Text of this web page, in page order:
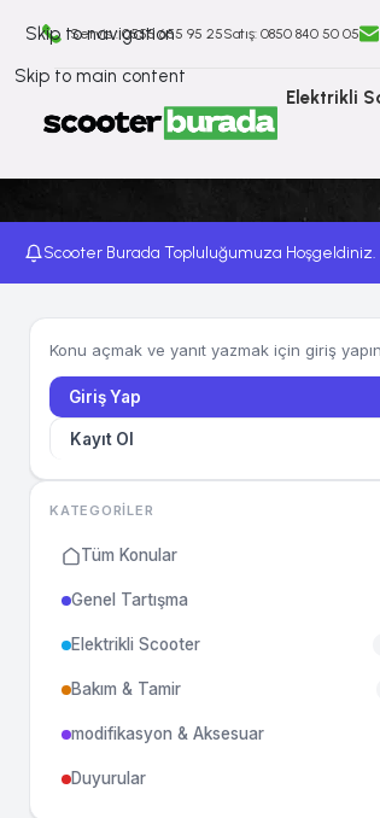
Skip to navigation
Skip to main content
Servis : 0555 655 95 25Satış: ⁠0850 840 50 05
Elektrikli
Scooter Burada Topluluğumuza Hoşgeldiniz.
Konu açmak ve yanıt yazmak için giriş
Giriş Yap
Kayıt Ol
KATEGORILER
Tüm Konular
Genel Tartışma
Elektrikli Scooter
Bakım & Tamir
modifikasyon & Aksesuar
Duyurular